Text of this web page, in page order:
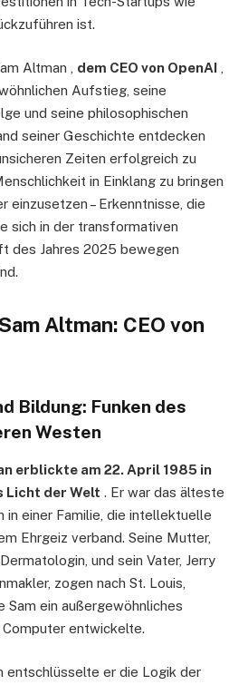
ist.
Altman , dem CEO von OpenAI
Aufstieg, seine
und seine philosophischen
seiner Geschichte entdecken
Zeiten erfolgreich zu
in Einklang zu bringen
einzusetzen – Erkenntnisse, die
sich in der transformativen
des Jahres 2025 bewegen
Altman: CEO von
Bildung: Funken des
Westen
erblickte am 22. April 1985 in
Licht der Welt . Er war das älteste
in einer Familie, die intellektuelle
Ehrgeiz verband. Seine Mutter,
und sein Vater, Jerry
zogen nach St. Louis,
Sam ein außergewöhnliches
entwickelte.
entschlüsselte er die Logik der